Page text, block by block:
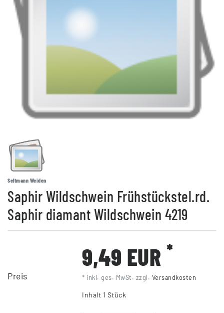
Seltmann Weiden
Saphir Wildschwein Frühstückstel.rd.
Saphir diamant Wildschwein 4219
Preis
9,49 EUR *
* inkl. ges. MwSt. zzgl. Versandkosten
Inhalt 1 Stück